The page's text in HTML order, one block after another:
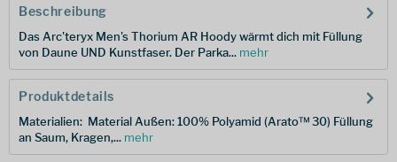
Beschreibung
Das Arc'teryx Men's Thorium AR Hoody wärmt dich mit Füllung
von Daune UND Kunstfaser. Der Parka... mehr
Produktdetails
Materialien: Material Außen: 100% Polyamid (Arato™ 30) Füllung
an Saum, Kragen,... mehr